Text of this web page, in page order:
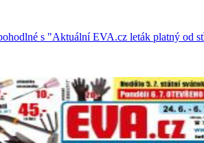
s "Aktuální EVA.cz leták platný od